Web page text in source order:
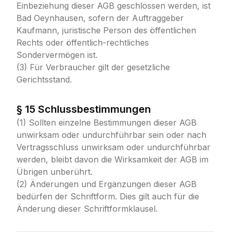
Einbeziehung dieser AGB geschlossen werden, ist
Bad Oeynhausen, sofern der Auftraggeber
Kaufmann, juristische Person des öffentlichen
Rechts oder öffentlich-rechtliches
Sondervermögen ist.
(3) Für Verbraucher gilt der gesetzliche
Gerichtsstand.
§ 15 Schlussbestimmungen
(1) Sollten einzelne Bestimmungen dieser AGB
unwirksam oder undurchführbar sein oder nach
Vertragsschluss unwirksam oder undurchführbar
werden, bleibt davon die Wirksamkeit der AGB im
Übrigen unberührt.
(2) Änderungen und Ergänzungen dieser AGB
bedürfen der Schriftform. Dies gilt auch für die
Änderung dieser Schriftformklausel.